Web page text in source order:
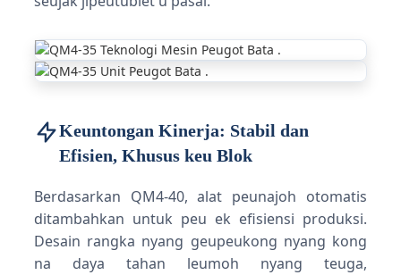
Keuntongan Kinerja: Stabil dan
Efisien, Khusus keu Blok
Berdasarkan QM4-40, alat peunajoh otomatis
ditambahkan untuk peu ek efisiensi produksi.
Desain rangka nyang geupeukong nyang kong
na daya tahan leumoh nyang teuga,